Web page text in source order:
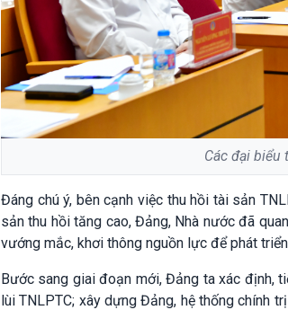
Các đại biểu
Đáng chú ý, bên cạnh việc thu hồi tài sản
sản thu hồi tăng cao, Đảng, Nhà nước đã
vướng mắc, khơi thông nguồn lực để phát
Bước sang giai đoạn mới, Đảng ta xác định,
lùi TNLPTC; xây dựng Đảng, hệ thống chính